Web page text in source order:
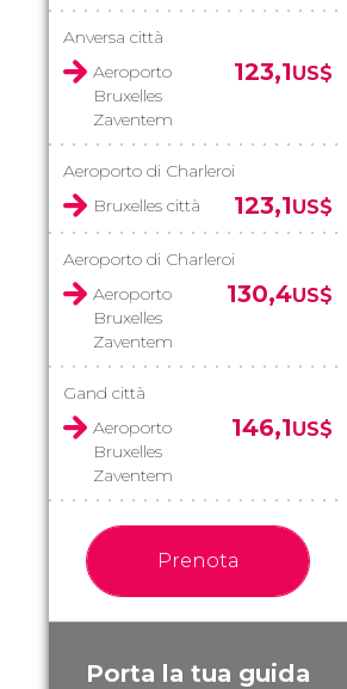
Anversa città
Aeroporto
Bruxelles
Zaventem
123,1US$
Aeroporto di Charleroi
Bruxelles città
123,1US$
Aeroporto di Charleroi
Aeroporto
Bruxelles
Zaventem
130,4US$
Gand città
Aeroporto
Bruxelles
Zaventem
146,1US$
Prenota
Porta la tua guida